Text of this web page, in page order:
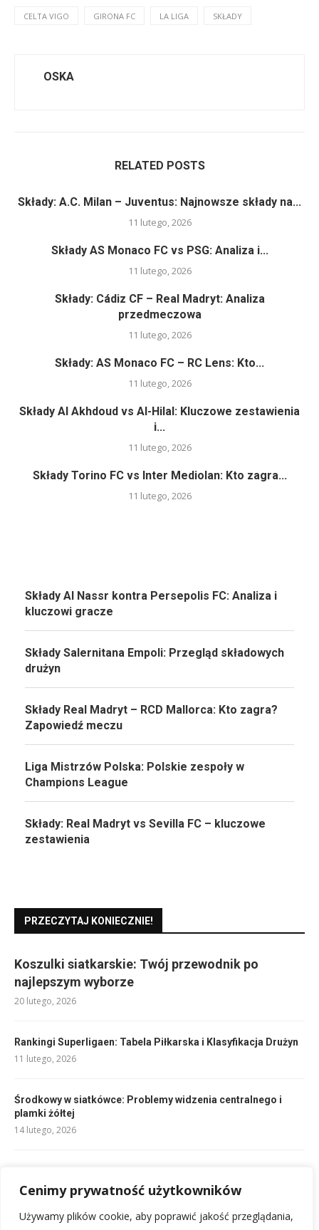
Cenimy prywatność użytkowników
Używamy plików cookie, aby poprawić jakość przeglądania,
CELTA VIGO GIRONA FC LA LIGA SKŁADY
OSKA
RELATED POSTS
Składy: A.C. Milan – Juventus: Najnowsze składy na...
11 lutego, 2026
Składy AS Monaco FC vs PSG: Analiza i...
11 lutego, 2026
Składy: Cádiz CF – Real Madryt: Analiza
przedmeczowa
11 lutego, 2026
Składy: AS Monaco FC – RC Lens: Kto...
11 lutego, 2026
Składy Al Akhdoud vs Al-Hilal: Kluczowe zestawienia
i...
11 lutego, 2026
Składy Torino FC vs Inter Mediolan: Kto zagra...
11 lutego, 2026
Składy Al Nassr kontra Persepolis FC: Analiza i
kluczowi gracze
Składy Salernitana Empoli: Przegląd składowych
drużyn
Składy Real Madryt – RCD Mallorca: Kto zagra?
Zapowiedź meczu
Liga Mistrzów Polska: Polskie zespoły w
Champions League
Składy: Real Madryt vs Sevilla FC – kluczowe
zestawienia
PRZECZYTAJ KONIECZNIE!
Koszulki siatkarskie: Twój przewodnik po
najlepszym wyborze
20 lutego, 2026
Rankingi Superligaen: Tabela Piłkarska i Klasyfikacja Drużyn
11 lutego, 2026
Środkowy w siatkówce: Problemy widzenia centralnego i
plamki żółtej
14 lutego, 2026
12 lutego, 2026